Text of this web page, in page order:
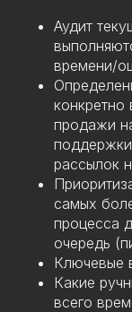
Аудит
времени/
конкретно
продажи
рассылок
самых
процесса
очередь
Ключевые
Какие
всего